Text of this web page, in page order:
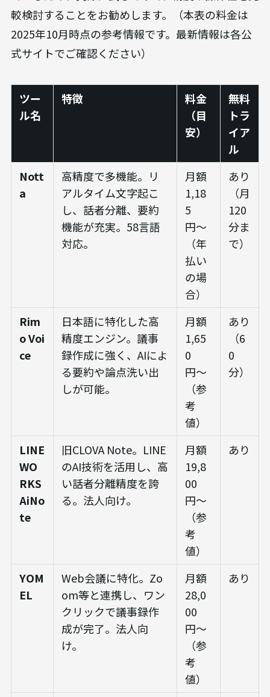
較検討することをお勧めします。（本表の料金は
2025年10月時点の参考情報です。最新情報は各公
式サイトでご確認ください）
ツー
ル名
特徴
料金
（目
安）
無料
トラ
イア
ル
Nott
a
高精度で多機能。リ
アルタイム文字起こ
し、話者分離、要約
機能が充実。58言語
対応。
月額
1,18
5
円〜
（年
払い
の場
合）
あり
（月
120
分ま
で）
Rim
o Voi
ce
日本語に特化した高
精度エンジン。議事
録作成に強く、AIによ
る要約や論点洗い出
しが可能。
月額
1,65
0
円〜
（参
考
値）
あり
（6
0
分）
LINE
WO
RKS
AiNo
te
旧CLOVA Note。LINE
のAI技術を活用し、高
い話者分離精度を誇
る。法人向け。
月額
19,8
00
円〜
（参
考
値）
あり
YOM
EL
Web会議に特化。Zo
om等と連携し、ワン
クリックで議事録作
成が完了。法人向
け。
月額
28,0
00
円〜
（参
考
値）
あり